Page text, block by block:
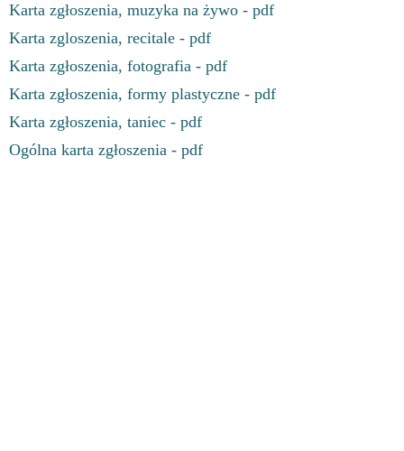
Karta zgłoszenia, muzyka na żywo - pdf
Karta zgloszenia, recitale - pdf
Karta zgłoszenia, fotografia - pdf
Karta zgłoszenia, formy plastyczne - pdf
Karta zgłoszenia, taniec - pdf
Ogólna karta zgłoszenia - pdf